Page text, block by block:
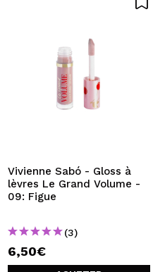
Vivienne Sabó - Gloss à
lèvres Le Grand Volume -
09: Figue
(3)
6,50€